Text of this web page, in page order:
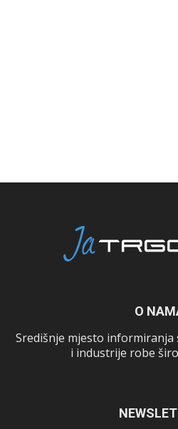
O
Središnje mjesto
i industrije robe